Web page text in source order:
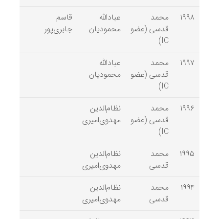
۱۹۹۸
محمد
قدسی (عضو
IC)
عبادالله
محمودیان
قاسم
جابری‌پور
۱۹۹۷
محمد
قدسی (عضو
IC)
عبادالله
محمودیان
۱۹۹۶
محمد
قدسی (عضو
IC)
نظام‌الدین
مهدوی‌امیری
۱۹۹۵
محمد
قدسی
نظام‌الدین
مهدوی‌امیری
۱۹۹۴
محمد
قدسی
نظام‌الدین
مهدوی‌امیری